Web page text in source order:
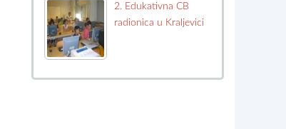
2. Edukativna CB
radionica u Kraljevici